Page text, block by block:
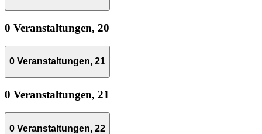
0 Veranstaltungen, 20
0 Veranstaltungen, 21
0 Veranstaltungen, 21
0 Veranstaltungen, 22